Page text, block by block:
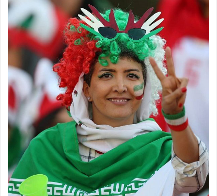
تلقی کنند و حکم به برکناری او بدهند.
مریم جهان‌نجاتی در شرایطی از سمتش برکنار شد که در بین بازیکنان
خود از محبوبیت ویژه‌ای برخوردار است. محبوبیتی که باعث شد تا در
فضای مجازی بازیکنان دست به حمایت از سرمربی خود بزنند و آشکارا در
مقابل تصمیم کادر مدیریتی باشگاه موضع‌گیری کنند. موضع‌گیری که تنها
به حمایت از سرمربی برکنار شده در مقابل تصمیم مدیران باشگاه ختم
نشد و حتی ترکش آن به ملیکا متولی و زهرا علیزاده 2 بازیکن سابق
شهرداری سیرجان که در حال حاضر در تیم سپاهان حضور دارند هم
بازیکنان تیم شهرداری سیرجان در پیام‌های عجیب خود در فضای
مجازی، علت اصلی ناکامی تیم‌شان را جدایی بازیکنانی مثل متولی و
علیزاده می‌دانند و معتقدند که همبازیان سابق‌شان به تیم شهرداری
سیرجان پشت کرده و صحبت از «خیانت» به میان آورده‌اند! موضع‌گیری